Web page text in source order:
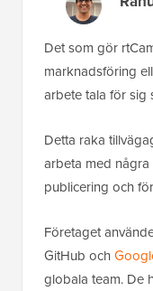
Det som gör
marknadsföring
arbete tala för sig
Detta raka
arbeta med
publicering och
Företaget
GitHub och
globala team. De